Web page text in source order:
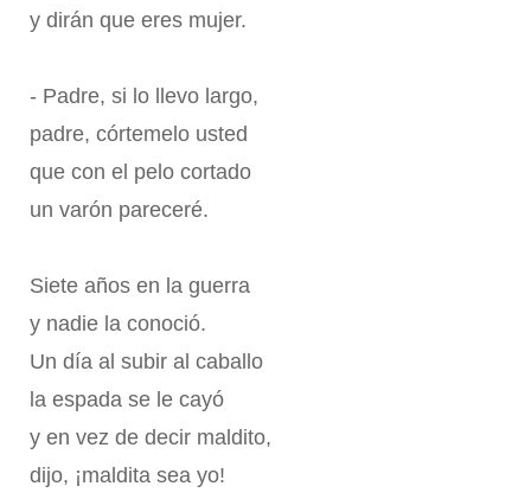
y dirán que eres mujer.
- Padre, si lo llevo largo,
padre, córtemelo usted
que con el pelo cortado
un varón pareceré.
Siete años en la guerra
y nadie la conoció.
Un día al subir al caballo
la espada se le cayó
y en vez de decir maldito,
dijo, ¡maldita sea yo!